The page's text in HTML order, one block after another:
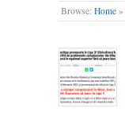
Browse: Home »